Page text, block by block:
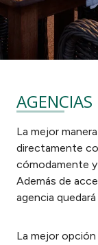
AGENCIAS
La mejor
directamente
cómodamente
Además de
agencia
La mejor